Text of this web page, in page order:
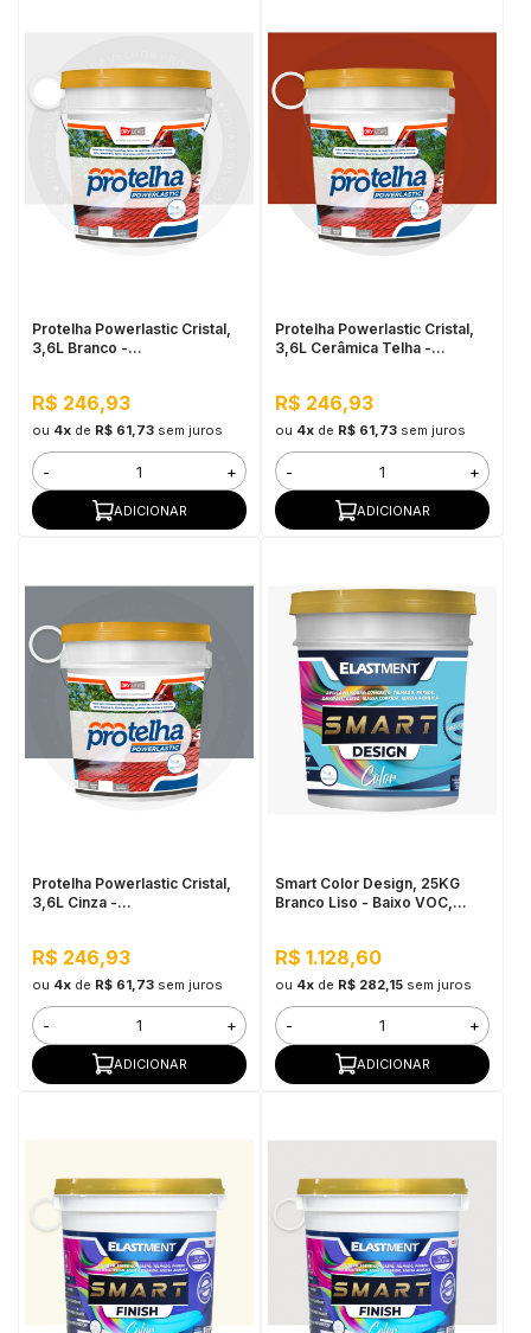
Protelha Powerlastic Cristal,
3,6L Branco -
R$ 246,93
ou 4xde R$ 61,73 sem juros
- +
ADICIONAR
Protelha Powerlastic Cristal,
3,6L Cerâmica Telha -
R$ 246,93
ou 4xde R$ 61,73 sem juros
- +
ADICIONAR
Protelha Powerlastic Cristal,
3,6L Cinza -
R$ 246,93
ou 4xde R$ 61,73 sem juros
- +
ADICIONAR
Smart Color Design, 25KG
Branco Liso - Baixo VOC,
R$ 1.128,60
ou 4xde R$ 282,15 sem juros
- +
ADICIONAR